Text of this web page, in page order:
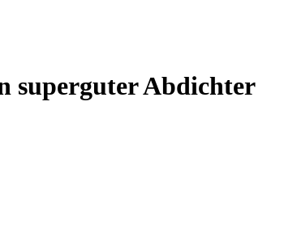
superguter Abdichter